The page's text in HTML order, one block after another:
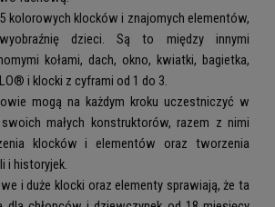
kolorowych klocków i znajomych elementów,
dzieci. Są to między innymi
kołami, dach, okno, kwiatki, bagietka,
i klocki z cyframi od 1 do 3.
mogą na każdym kroku uczestniczyć w
małych konstruktorów, razem z nimi
klocków i elementów oraz tworzenia
i historyjek.
i duże klocki oraz elementy sprawiają, że ta